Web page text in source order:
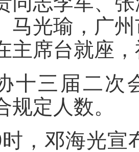
马光瑜，广
主席台就座
十三届二次
规定人数。
时，邓海光